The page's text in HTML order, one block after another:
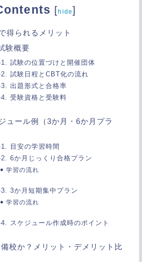
[hide]
得られるメリット
験概要
1. 試験の位置づけと開催団体
2. 試験日程とCBT化の流れ
3. 出題形式と合格率
4. 受験資格と受験料
ュール例（3か月・6か月プラ
目安の学習時間
6か月じっくり合格プラン
学習の流れ
3か月短期集中プラン
学習の流れ
4. スケジュール作成時のポイント
校か？メリット・デメリット比